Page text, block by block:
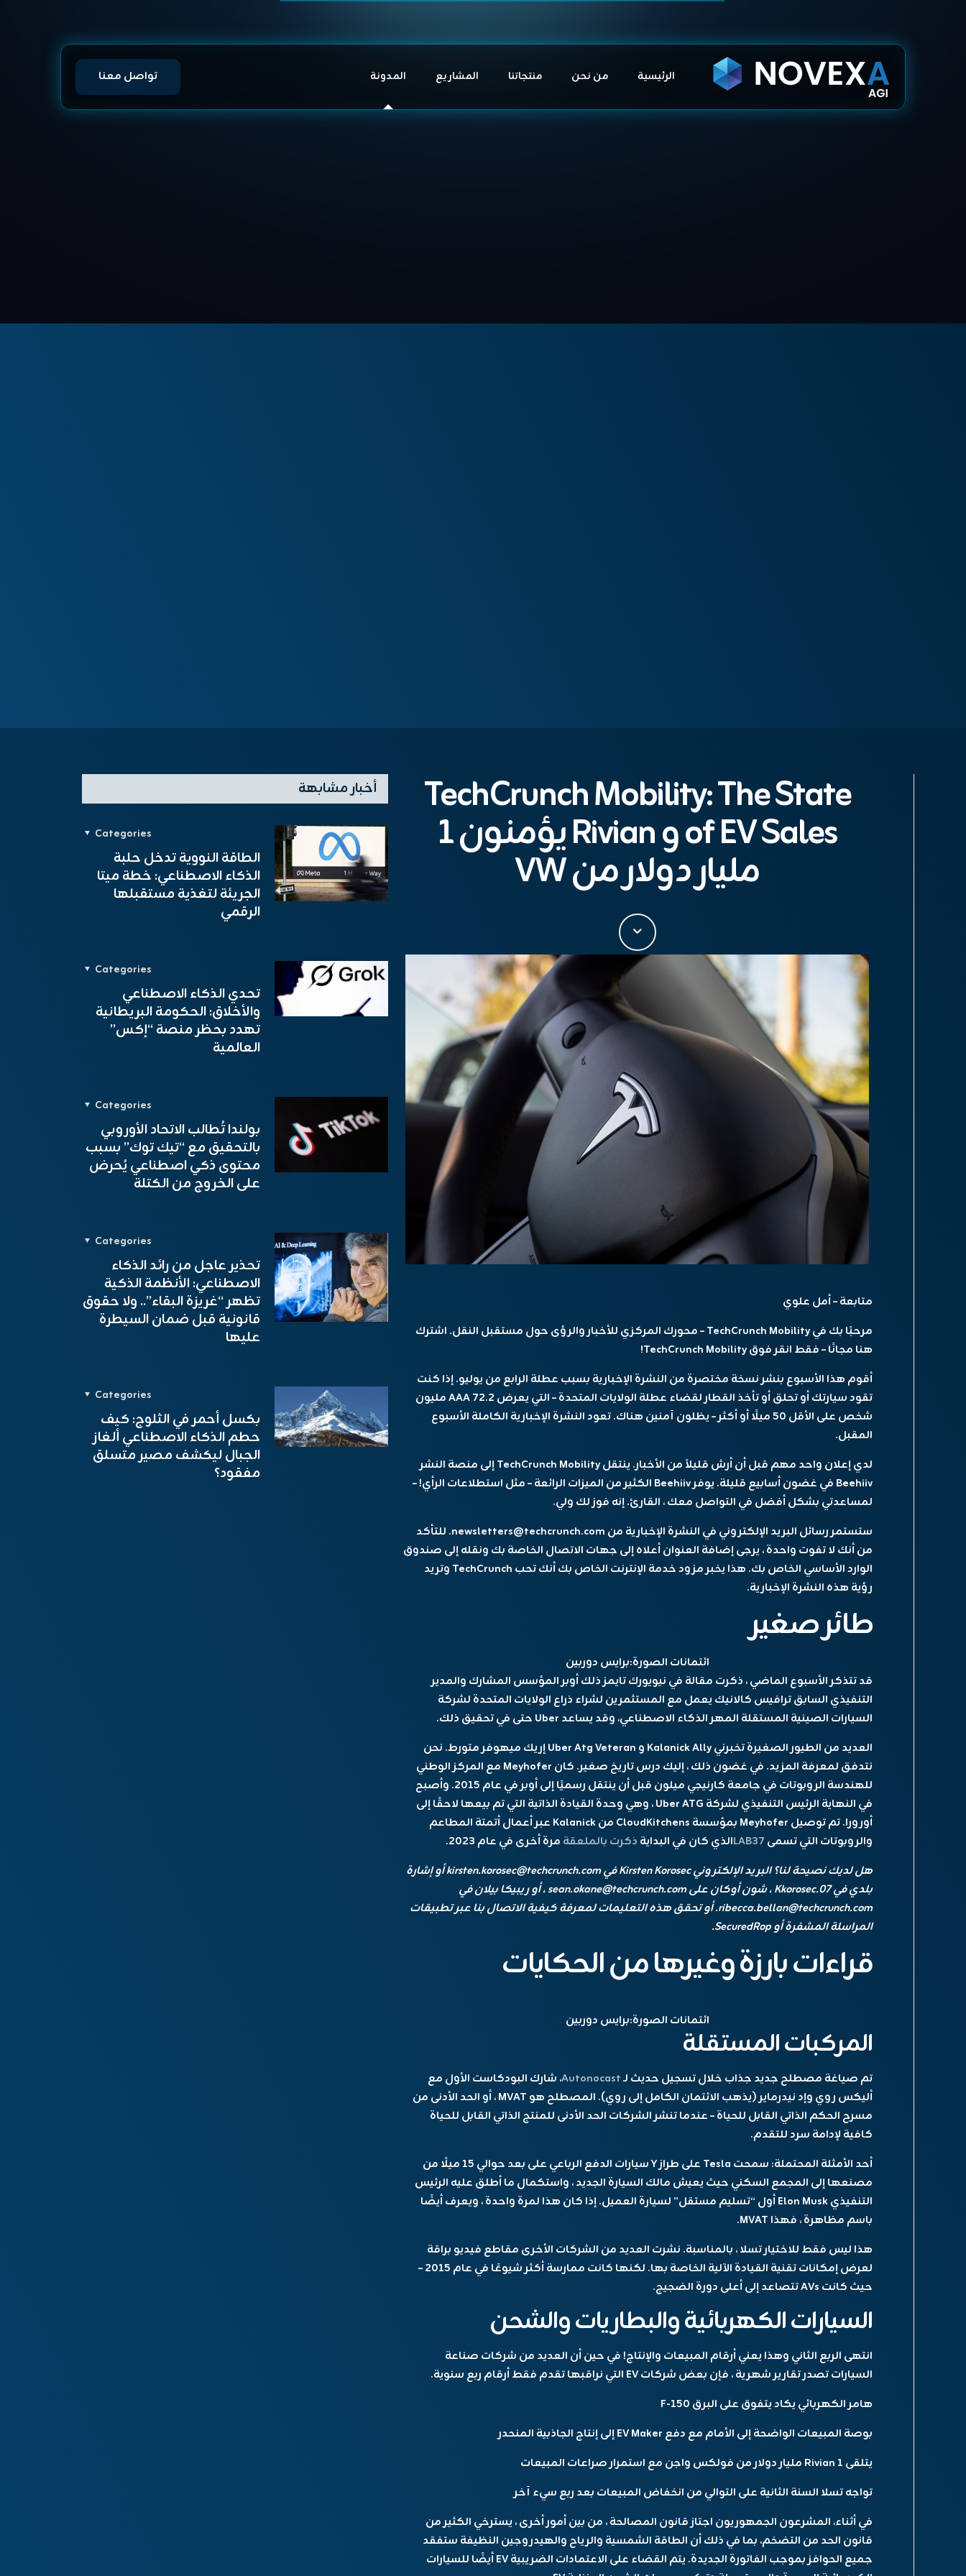
الرئيسية من نحن منتجاتنا المشاريع المدونة تواصل معنا
TechCrunch Mobility: The State
of EV Sales و Rivian يؤمنون 1
مليار دولار من VW
متابعة – أمل علوي
مرحبًا بك فيTechCrunch Mobility– محورك المركزي للأخبار والرؤى حول مستقبل النقل. اشترك
هنا مجانًا – فقط انقر فوق TechCrunch Mobility!
أقوم هذا الأسبوع بنشر نسخة مختصرة من النشرة الإخبارية بسبب عطلة الرابع من يوليو. إذا كنت
تقود سيارتك أو تحلق أو تأخذ القطار لقضاء عطلة الولايات المتحدة – التي يعرض AAA 72.2 مليون
شخص على الأقل 50 ميلًا أو أكثر – يظلون آمنين هناك. تعود النشرة الإخبارية الكاملة الأسبوع
المقبل.
لدي إعلان واحد مهم قبل أن أرش قليلاً من الأخبار. ينتقل TechCrunch Mobility إلى منصة النشر
Beehiiv في غضون أسابيع قليلة. يوفر Beehiiv الكثير من الميزات الرائعة – مثل استطلاعات الرأي! –
لمساعدتي بشكل أفضل في التواصل معك ، القارئ. إنه فوز لك ولي.
ستستمر رسائل البريد الإلكتروني في النشرة الإخبارية من newsletters@techcrunch.com. للتأكد
من أنك لا تفوت واحدة ، يرجى إضافة العنوان أعلاه إلى جهات الاتصال الخاصة بك ونقله إلى صندوق
الوارد الأساسي الخاص بك. هذا يخبر مزود خدمة الإنترنت الخاص بك أنك تحب TechCrunch وتريد
رؤية هذه النشرة الإخبارية.
طائر صغير
ائتمانات الصورة:برايس دوربين
قد تتذكر الأسبوع الماضي ، ذكرت مقالة في نيويورك تايمز ذلك أوبرالمؤسس المشارك والمدير
التنفيذي السابقترافيس كالانيك يعمل مع المستثمرين لشراء ذراع الولايات المتحدة لشركة
السيارات الصينية المستقلة المهر الذكاء الاصطناعي، وقد يساعد Uber حتى في تحقيق ذلك.
العديد من الطيور الصغيرة تخبرني Kalanick Ally و Uber Atg Veteran
إريك ميهوفرمتورط. نحن
نتدفق لمعرفة المزيد. في غضون ذلك ، إليك درس تاريخ صغير. كان Meyhofer مع المركز الوطني
للهندسة الروبوتات في جامعة كارنيجي ميلون قبل أن ينتقل رسميًا إلى أوبر في عام 2015. وأصبح
في النهاية الرئيس التنفيذي لشركة Uber ATG ، وهي وحدة القيادة الذاتية التي تم بيعها لاحقًا إلى
أورورا. تم توصيل Meyhofer بمؤسسة CloudKitchens من Kalanick عبر أعمال أتمتة المطاعم
والروبوتات التي تسمى LAB37الذي كان في البداية ذكرت بالملعقة مرة أخرى في عام 2023.
هل لديك نصيحة لنا؟ البريد الإلكتروني Kirsten Korosec في
kirsten.korosec@techcrunch.comأو إشارة
بلدي في Kkorosec.07 ، شون أوكان على sean.okane@techcrunch.com ، أو ريبيكا بيلان في
ribecca.bellan@techcrunch.com. أو تحققهذه التعليماتلمعرفة كيفية الاتصال بنا عبر تطبيقات
المراسلة المشفرة أو SecuredRop.
قراءات بارزة وغيرها من الحكايات
ائتمانات الصورة:برايس دوربين
المركبات المستقلة
تم صياغة مصطلح جديد جذاب خلال تسجيل حديث لـAutonocast، شارك البودكاست الأول مع
أليكس روي وإد نيدرماير (يذهب الائتمان الكامل إلى روي). المصطلح هو MVAT ، أو الحد الأدنى من
مسرح الحكم الذاتي القابل للحياة – عندما تنشر الشركات الحد الأدنى للمنتج الذاتي القابل للحياة
كافية لإدامة سرد للتقدم.
أحد الأمثلة المحتملة: سمحت Tesla على طراز Y سيارات الدفع الرباعي على بعد حوالي 15 ميلًا من
مصنعها إلى المجمع السكني حيث يعيش مالك السيارة الجديد ، واستكمال ما أطلق عليه الرئيس
التنفيذي Elon Musk أول “تسليم مستقل” لسيارة العميل. إذا كان هذا لمرة واحدة ، ويعرف أيضًا
باسم مظاهرة ، فهذا MVAT.
هذا ليس فقط للاختيار تسلا ، بالمناسبة. نشرت العديد من الشركات الأخرى مقاطع فيديو براقة
لعرض إمكانات تقنية القيادة الآلية الخاصة بها. لكنها كانت ممارسة أكثر شيوعًا في عام 2015 –
حيث كانت AVs تتصاعد إلى أعلى دورة الضجيج.
السيارات الكهربائية والبطاريات والشحن
انتهى الربع الثاني وهذا يعني أرقام المبيعات والإنتاج! في حين أن العديد من شركات صناعة
السيارات تصدر تقارير شهرية ، فإن بعض شركات EV التي نراقبها تقدم فقط أرقام ربع سنوية.
هامر الكهربائي يكاد يتفوق على البرق F-150
بوصة المبيعات الواضحة إلى الأمام مع دفع EV Maker إلى إنتاج الجاذبية المنحدر
يتلقى Rivian 1 مليار دولار من فولكس واجن مع استمرار صراعات المبيعات
تواجه تسلا السنة الثانية على التوالي من انخفاض المبيعات بعد ربع سيء آخر
في أثناء، المشرعون الجمهوريون اجتاز قانون المصالحة ، من بين أمور أخرى ، يسترخي الكثير من
قانون الحد من التضخم، بما في ذلك أن الطاقة الشمسية والرياح والهيدروجين النظيفة ستفقد
جميع الحوافز بموجب الفاتورة الجديدة. يتم القضاء على الاعتمادات الضريبية EV أيضًا للسيارات
أخبار مشابهة
Categories
الطاقة النووية تدخل حلبة
الذكاء الاصطناعي: خطة ميتا
الجريئة لتغذية مستقبلها
الرقمي
Categories
تحدي الذكاء الاصطناعي
والأخلاق: الحكومة البريطانية
تهدد بحظر منصة “إكس”
العالمية
Categories
بولندا تُطالب الاتحاد الأوروبي
بالتحقيق مع “تيك توك” بسبب
محتوى ذكي اصطناعي يُحرض
على الخروج من الكتلة
Categories
تحذير عاجل من رائد الذكاء
الاصطناعي: الأنظمة الذكية
تظهر “غريزة البقاء”.. ولا حقوق
قانونية قبل ضمان السيطرة
عليها
Categories
بكسل أحمر في الثلوج: كيف
حطم الذكاء الاصطناعي ألغاز
الجبال ليكشف مصير متسلق
مفقود؟